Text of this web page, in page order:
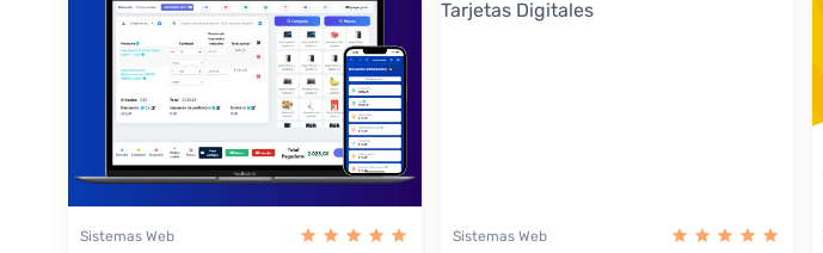
Sistemas Web Sistemas Web